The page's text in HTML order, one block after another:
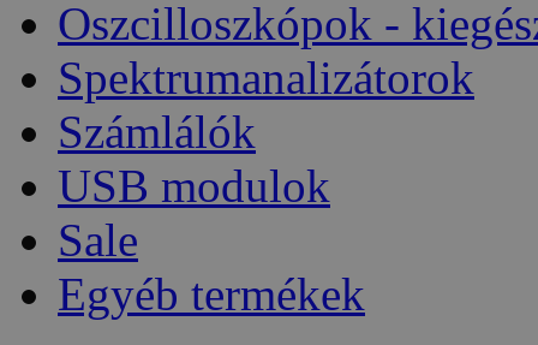
Oszcilloszkópok -
Spektrumanalizátorok
Számlálók
USB modulok
Sale
Egyéb termékek